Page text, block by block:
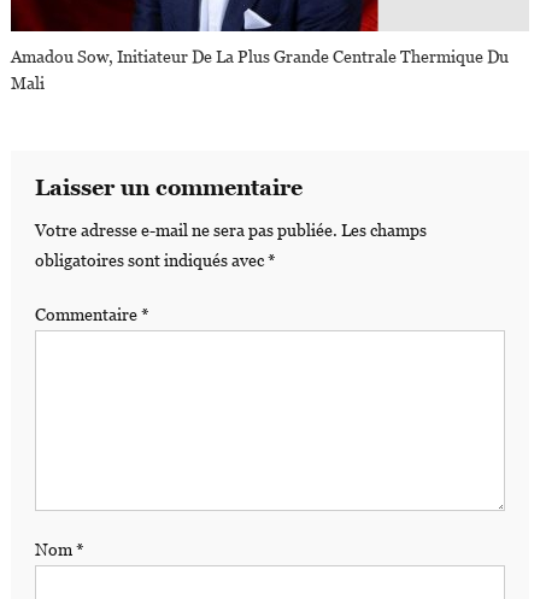
Amadou Sow, Initiateur De La Plus Grande Centrale Thermique Du
Mali
Laisser un commentaire
Votre adresse e-mail ne sera pas publiée. Les champs
obligatoires sont indiqués avec*
Commentaire*
Nom*